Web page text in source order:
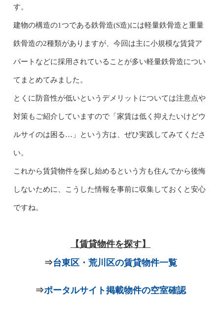
す。
建物の構造の1つである鉄骨造(S造)には軽量鉄骨造と重量
鉄骨造の2種類がありますが、今回は主に小規模な賃貸ア
パートなどに採用されていることが多い軽量鉄骨造につい
てまとめてみました。
とくに防音性が低いというデメリットについては注意点や
対策もご紹介していますので「家賃は低く抑えたいけどウ
ルサイのは困る…」という方は、ぜひ実践してみてくださ
い。
これから賃貸物件を探し始めるという方も住んでから後悔
しないために、こうした情報を事前に収集しておくと安心
ですね。
【賃貸物件を探す】
⇒台東区・荒川区の賃貸物件一覧
⇒ポータルサイト掲載物件の空室確認